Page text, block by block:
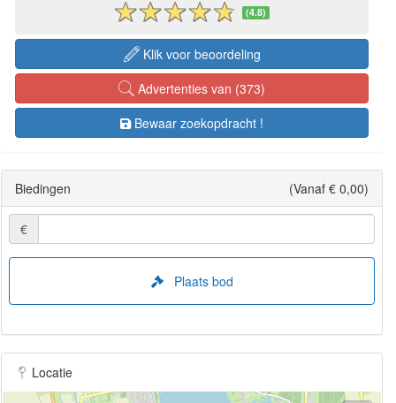
(4.8)
Klik voor beoordeling
Advertenties van (373)
Bewaar zoekopdracht !
Biedingen (Vanaf € 0,00)
€
Plaats bod
Locatie